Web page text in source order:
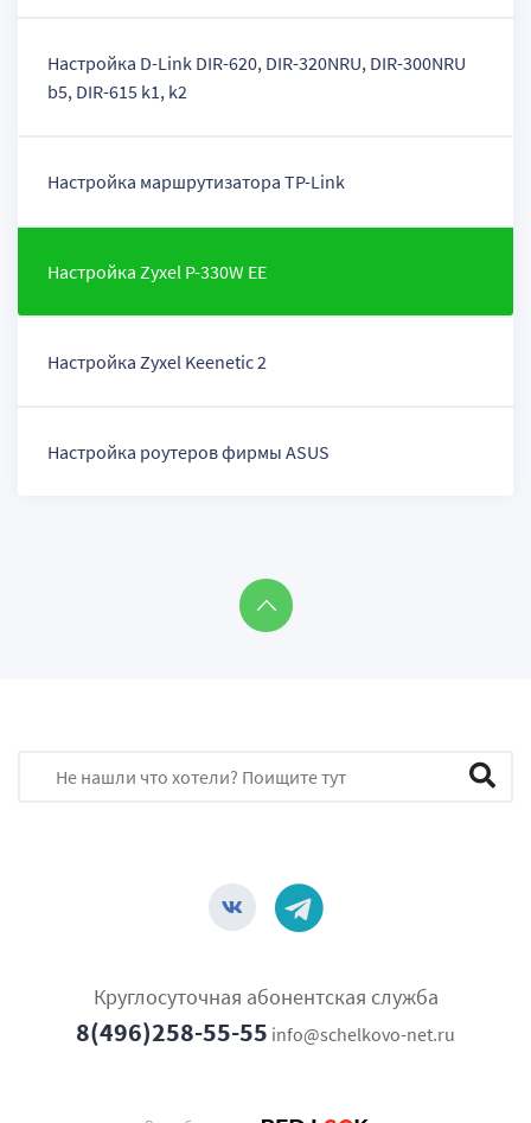
Настройка D-Link DIR-620, DIR-320NRU, DIR-300NRU
b5, DIR-615 k1, k2
Настройка маршрутизатора TP-Link
Настройка Zyxel P-330W EE
Настройка Zyxel Keenetic 2
Настройка роутеров фирмы ASUS
Круглосуточная абонентская служба
8(496)258-55-55 info@schelkovo-net.ru